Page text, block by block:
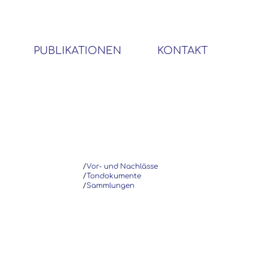
PUBLIKATIONEN KONTAKT
/Vor- und Nachlässe
/Tondokumente
/Sammlungen